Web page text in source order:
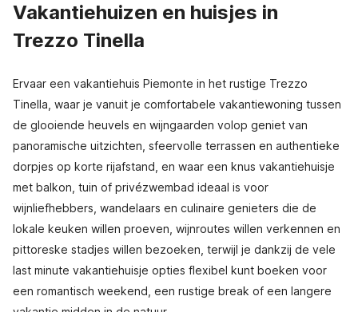
Vakantiehuizen en huisjes in
Trezzo Tinella
Ervaar een vakantiehuis Piemonte in het rustige Trezzo
Tinella, waar je vanuit je comfortabele vakantiewoning tussen
de glooiende heuvels en wijngaarden volop geniet van
panoramische uitzichten, sfeervolle terrassen en authentieke
dorpjes op korte rijafstand, en waar een knus vakantiehuisje
met balkon, tuin of privézwembad ideaal is voor
wijnliefhebbers, wandelaars en culinaire genieters die de
lokale keuken willen proeven, wijnroutes willen verkennen en
pittoreske stadjes willen bezoeken, terwijl je dankzij de vele
last minute vakantiehuisje opties flexibel kunt boeken voor
een romantisch weekend, een rustige break of een langere